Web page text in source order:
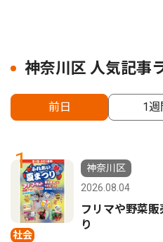
神奈川区 人気記事
前日 1週
1
社会
神奈川区
2026.08.04
フリマや野菜
り